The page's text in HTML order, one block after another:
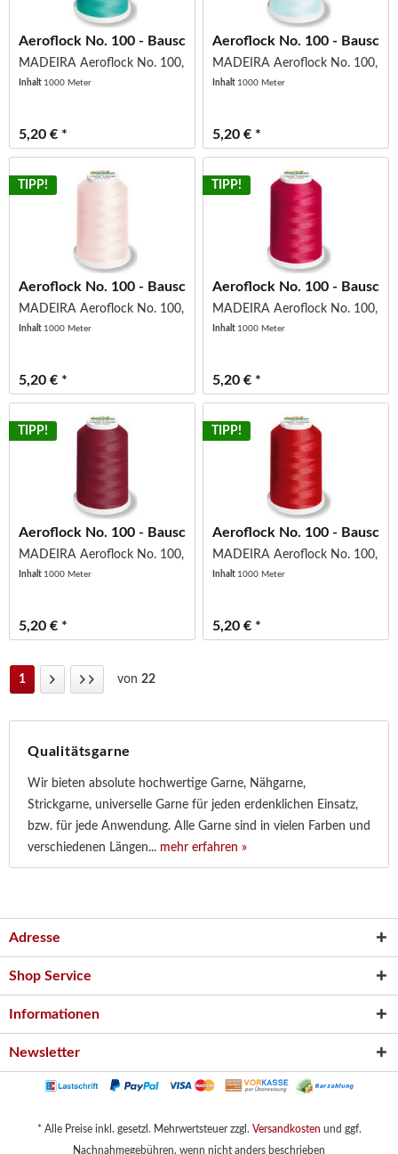
Aeroflock No. 100 - Bauschgarn - Miniking -...
MADEIRA Aeroflock No. 100, Col 9892
Inhalt 1000 Meter
5,20 € *
Aeroflock No. 100 -
MADEIRA Aeroflock No. 100,
Inhalt 1000 Meter
5,20 € *
TIPP!
Aeroflock No. 100 - Bauschgarn - Miniking -...
MADEIRA Aeroflock No. 100, Col 9915
Inhalt 1000 Meter
5,20 € *
TIPP!
Aeroflock No. 100 -
MADEIRA Aeroflock No. 100,
Inhalt 1000 Meter
5,20 € *
TIPP!
Aeroflock No. 100 - Bauschgarn - Miniking -...
MADEIRA Aeroflock No. 100, Col 8785
Inhalt 1000 Meter
5,20 € *
TIPP!
Aeroflock No. 100 -
MADEIRA Aeroflock No. 100,
Inhalt 1000 Meter
5,20 € *
1 von 22
Qualitätsgarne
Wir bieten absolute hochwertige Garne, Nähgarne,
Strickgarne, universelle Garne für jeden erdenklichen Einsatz,
bzw. für jede Anwendung. Alle Garne sind in vielen Farben und
verschiedenen Längen... mehr erfahren »
Adresse
Shop Service
Informationen
Newsletter
* Alle Preise inkl. gesetzl. Mehrwertsteuer zzgl. Versandkosten und ggf.
Nachnahmegebühren, wenn nicht anders beschrieben